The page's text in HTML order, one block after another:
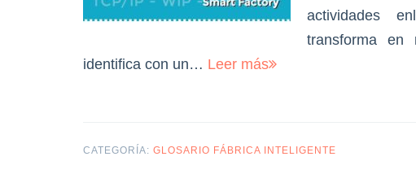
actividades
transforma en
identifica con un… Leer más
CATEGORÍA: GLOSARIO FÁBRICA INTELIGENTE